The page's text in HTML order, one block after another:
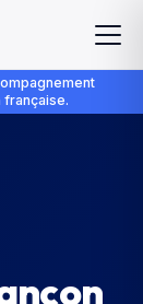
française.